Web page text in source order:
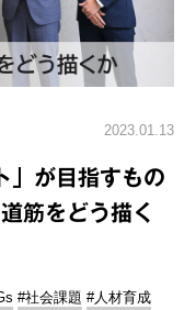
2023.01.13
」が目指すもの
筋をどう描く
#社会課題 #人材育成